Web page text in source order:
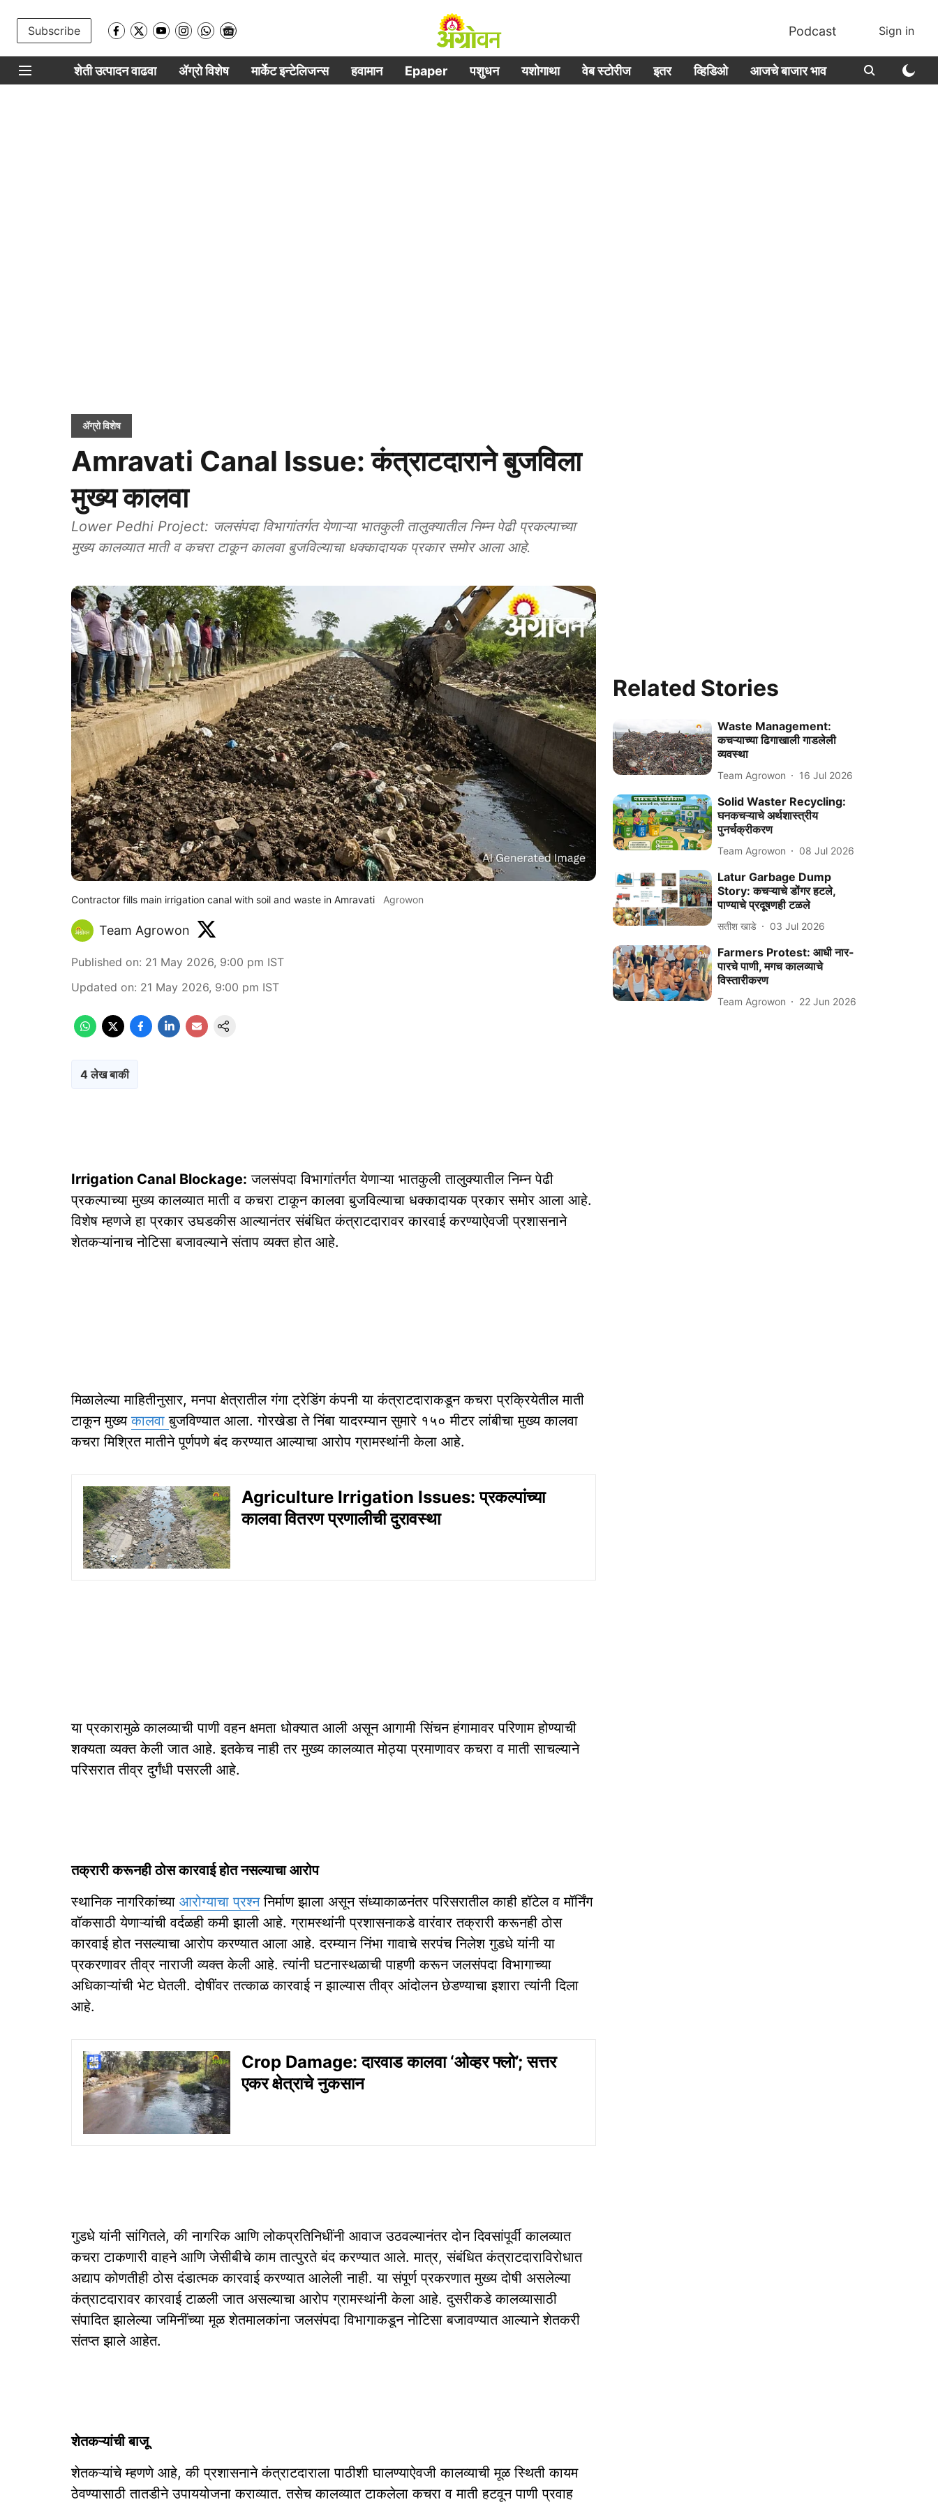
Subscribe Podcast Sign in
शेती उत्पादन वाढवा ॲग्रो विशेष मार्केट इन्टेलिजन्स हवामान Epaper पशुधन यशोगाथा वेब स्टोरीज इतर व्हिडिओ आजचे बाजार भाव
ॲग्रो विशेष
Amravati Canal Issue: कंत्राटदाराने बुजविला
मुख्य कालवा
Lower Pedhi Project: जलसंपदा विभागांतर्गत येणाऱ्या भातकुली तालुक्यातील निम्न पेढी प्रकल्पाच्या
मुख्य कालव्यात माती व कचरा टाकून कालवा बुजविल्याचा धक्कादायक प्रकार समोर आला आहे.
Contractor fills main irrigation canal with soil and waste in Amravati Agrowon
Team Agrowon
Published on: 21 May 2026, 9:00 pm IST
Updated on: 21 May 2026, 9:00 pm IST
4 लेख बाकी
Irrigation Canal Blockage: जलसंपदा विभागांतर्गत येणाऱ्या भातकुली तालुक्यातील निम्न पेढी
प्रकल्पाच्या मुख्य कालव्यात माती व कचरा टाकून कालवा बुजविल्याचा धक्कादायक प्रकार समोर आला आहे.
विशेष म्हणजे हा प्रकार उघडकीस आल्यानंतर संबंधित कंत्राटदारावर कारवाई करण्याऐवजी प्रशासनाने
शेतकऱ्यांनाच नोटिसा बजावल्याने संताप व्यक्त होत आहे.
मिळालेल्या माहितीनुसार, मनपा क्षेत्रातील गंगा ट्रेडिंग कंपनी या कंत्राटदाराकडून कचरा प्रक्रियेतील माती
टाकून मुख्यकालवाबुजविण्यात आला. गोरखेडा ते निंबा यादरम्यान सुमारे १५० मीटर लांबीचा मुख्य कालवा
कचरा मिश्रित मातीने पूर्णपणे बंद करण्यात आल्याचा आरोप ग्रामस्थांनी केला आहे.
Agriculture Irrigation Issues: प्रकल्पांच्या
कालवा वितरण प्रणालीची दुरावस्था
या प्रकारामुळे कालव्याची पाणी वहन क्षमता धोक्यात आली असून आगामी सिंचन हंगामावर परिणाम होण्याची
शक्यता व्यक्त केली जात आहे. इतकेच नाही तर मुख्य कालव्यात मोठ्या प्रमाणावर कचरा व माती साचल्याने
परिसरात तीव्र दुर्गंधी पसरली आहे.
तक्रारी करूनही ठोस कारवाई होत नसल्याचा आरोप
स्थानिक नागरिकांच्या आरोग्याचा प्रश्ननिर्माण झाला असून संध्याकाळनंतर परिसरातील काही हॉटेल व मॉर्निंग
वॉकसाठी येणाऱ्यांची वर्दळही कमी झाली आहे. ग्रामस्थांनी प्रशासनाकडे वारंवार तक्रारी करूनही ठोस
कारवाई होत नसल्याचा आरोप करण्यात आला आहे. दरम्यान निंभा गावाचे सरपंच निलेश गुडधे यांनी या
प्रकरणावर तीव्र नाराजी व्यक्त केली आहे. त्यांनी घटनास्थळाची पाहणी करून जलसंपदा विभागाच्या
अधिकाऱ्यांची भेट घेतली. दोषींवर तत्काळ कारवाई न झाल्यास तीव्र आंदोलन छेडण्याचा इशारा त्यांनी दिला
आहे.
Crop Damage: दारवाड कालवा ‘ओव्हर फ्लो’; सत्तर
एकर क्षेत्राचे नुकसान
गुडधे यांनी सांगितले, की नागरिक आणि लोकप्रतिनिधींनी आवाज उठवल्यानंतर दोन दिवसांपूर्वी कालव्यात
कचरा टाकणारी वाहने आणि जेसीबीचे काम तात्पुरते बंद करण्यात आले. मात्र, संबंधित कंत्राटदाराविरोधात
अद्याप कोणतीही ठोस दंडात्मक कारवाई करण्यात आलेली नाही. या संपूर्ण प्रकरणात मुख्य दोषी असलेल्या
कंत्राटदारावर कारवाई टाळली जात असल्याचा आरोप ग्रामस्थांनी केला आहे. दुसरीकडे कालव्यासाठी
संपादित झालेल्या जमिनींच्या मूळ शेतमालकांना जलसंपदा विभागाकडून नोटिसा बजावण्यात आल्याने शेतकरी
संतप्त झाले आहेत.
शेतकऱ्यांची बाजू
शेतकऱ्यांचे म्हणणे आहे, की प्रशासनाने कंत्राटदाराला पाठीशी घालण्याऐवजी कालव्याची मूळ स्थिती कायम
ठेवण्यासाठी तातडीने उपाययोजना कराव्यात. तसेच कालव्यात टाकलेला कचरा व माती हटवून पाणी प्रवाह
Related Stories
Waste Management:
कचऱ्याच्या ढिगाखाली गाडलेली
व्यवस्था
Team Agrowon 16 Jul 2026
Solid Waster Recycling:
घनकचऱ्याचे अर्थशास्त्रीय
पुनर्चक्रीकरण
Team Agrowon 08 Jul 2026
Latur Garbage Dump
Story: कचऱ्याचे डोंगर हटले,
पाण्याचे प्रदूषणही टळले
सतीश खाडे 03 Jul 2026
Farmers Protest: आधी नार-
पारचे पाणी, मगच कालव्याचे
विस्तारीकरण
Team Agrowon 22 Jun 2026